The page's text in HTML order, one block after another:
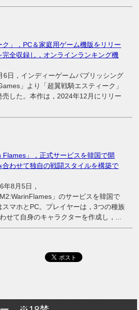
ク」，PC＆家庭用ゲーム機版をリリー
完全収録し，オンラインランキング機
日，インディーゲームパブリッシング
」より「超翼戦騎エスティーク」
した。本作は，2024年12月にリリー
Flames」，正式サービスを韓国で開
わせて独自の戦闘スタイルを構築で
8月5日，
」のサービスを韓国で
スマホとPC。プレイヤーは，3つの種族
せて自身のキャラクターを作成し，...